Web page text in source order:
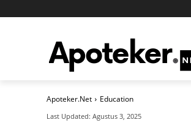
Apoteker.Net Education
Last Updated: Agustus 3, 2025